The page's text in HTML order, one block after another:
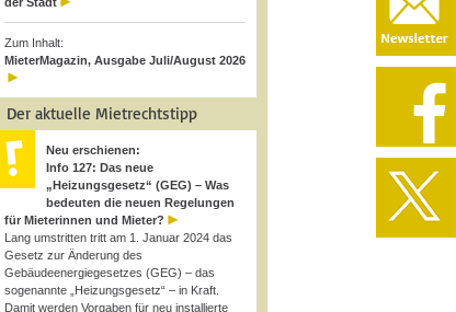
Zum Inhalt:
MieterMagazin, Ausgabe Juli/August 2026
Der aktuelle Mietrechtstipp
Neu erschienen:
Info 127: Das neue
„Heizungsgesetz“ (GEG) – Was
bedeuten die neuen Regelungen
für Mieterinnen und Mieter?
Lang umstritten tritt am 1. Januar 2024 das
Gesetz zur Änderung des
Gebäudeenergiegesetzes (GEG) – das
sogenannte „Heizungsgesetz“ – in Kraft.
Damit werden Vorgaben für neu installierte